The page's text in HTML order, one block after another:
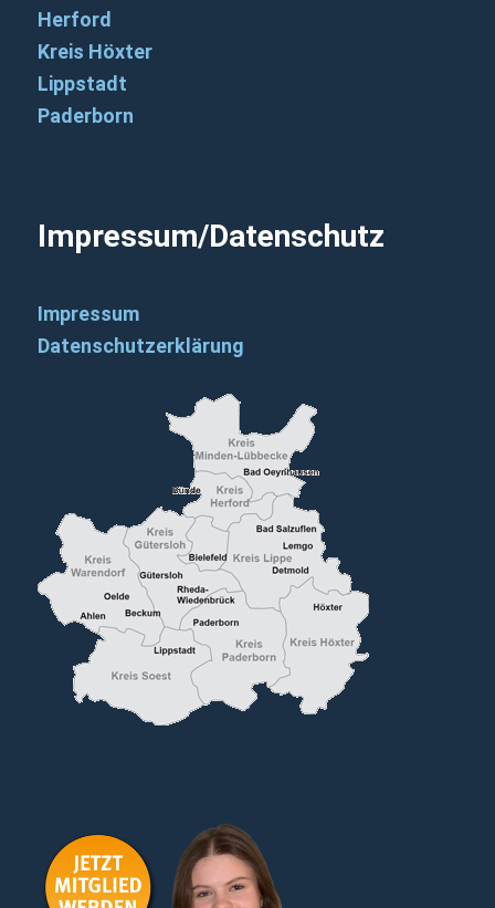
Herford
Kreis Höxter
Lippstadt
Paderborn
Impressum/Datenschutz
Impressum
Datenschutzerklärung